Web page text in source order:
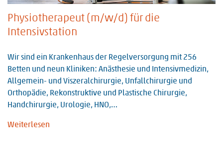
Physiotherapeut (m/w/d) für die
Intensivstation
Wir sind ein Krankenhaus der Regelversorgung mit 256
Betten und neun Kliniken: Anästhesie und Intensivmedizin,
Allgemein- und Viszeralchirurgie, Unfallchirurgie und
Orthopädie, Rekonstruktive und Plastische Chirurgie,
Handchirurgie, Urologie, HNO,…
Weiterlesen